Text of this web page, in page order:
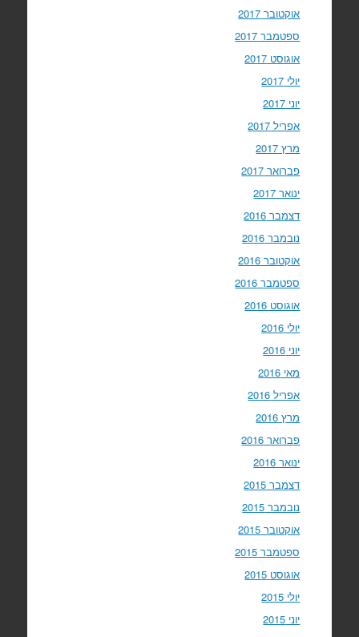
אוקטובר 2017
ספטמבר 2017
אוגוסט 2017
יולי 2017
יוני 2017
אפריל 2017
מרץ 2017
פברואר 2017
ינואר 2017
דצמבר 2016
נובמבר 2016
אוקטובר 2016
ספטמבר 2016
אוגוסט 2016
יולי 2016
יוני 2016
מאי 2016
אפריל 2016
מרץ 2016
פברואר 2016
ינואר 2016
דצמבר 2015
נובמבר 2015
אוקטובר 2015
ספטמבר 2015
אוגוסט 2015
יולי 2015
יוני 2015